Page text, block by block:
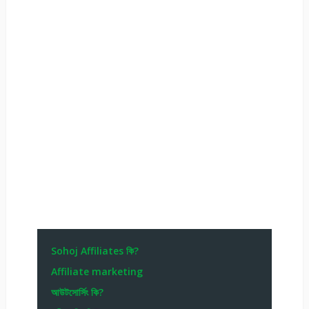
Sohoj Affiliates কি?
Affiliate marketing
আউটসোর্সিং কি?